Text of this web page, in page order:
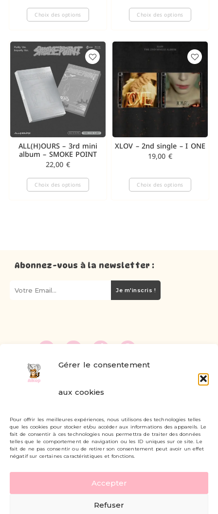
Gérer le consentement
aux cookies
Pour offrir les meilleures expériences, nous utilisons des technologies telles
que les cookies pour stocker et/ou accéder aux informations des appareils. Le
fait de consentir à ces technologies nous permettra de traiter des données
telles que le comportement de navigation ou les ID uniques sur ce site. Le
fait de ne pas consentir ou de retirer son consentement peut avoir un effet
négatif sur certaines caractéristiques et fonctions.
Accepter
Refuser
Choix des options Choix des options
ALL(H)OURS – 3rd mini
album – SMOKE POINT
22,00 €
Choix des options
XLOV – 2nd single – I ONE
19,00 €
Choix des options
Abonnez-vous à la newsletter :
Je m'inscris !
Livraisons et retours
Mon compte
Carte cadeau
Politique de confidentialité
Mentions légales - CGV